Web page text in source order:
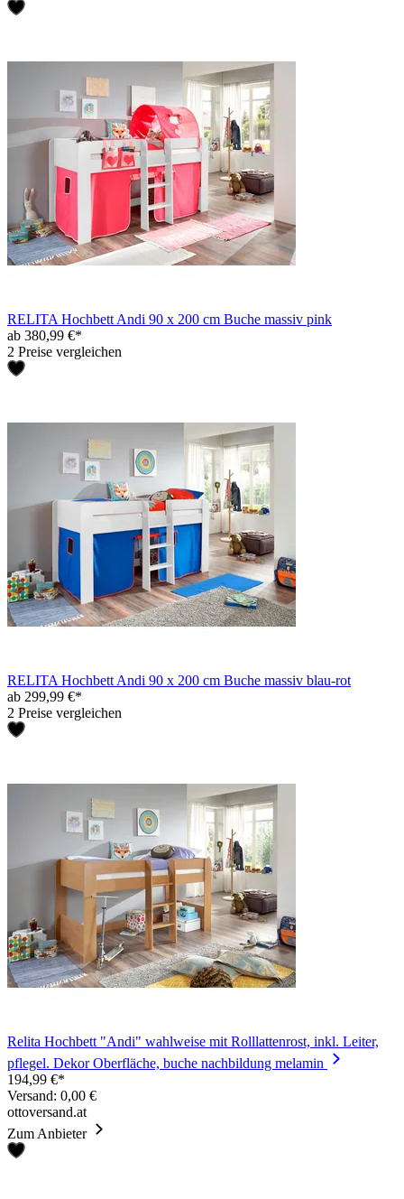
RELITA Hochbett Andi 90 x 200 cm Buche massiv pink
ab 380,99 €*
2 Preise vergleichen
RELITA Hochbett Andi 90 x 200 cm Buche massiv blau-rot
ab 299,99 €*
2 Preise vergleichen
Relita Hochbett "Andi" wahlweise mit Rolllattenrost, inkl. Leiter,
pflegel. Dekor Oberfläche, buche nachbildung melamin
194,99 €*
Versand: 0,00 €
ottoversand.at
Zum Anbieter